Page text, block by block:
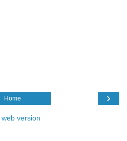
›
Home
web version